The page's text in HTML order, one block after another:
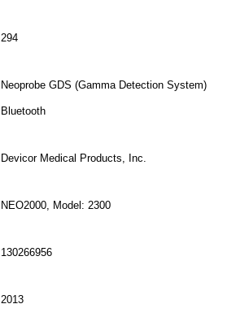
294
Neoprobe GDS (Gamma Detection System)
Bluetooth
Devicor Medical Products, Inc.
NEO2000, Model: 2300
130266956
2013